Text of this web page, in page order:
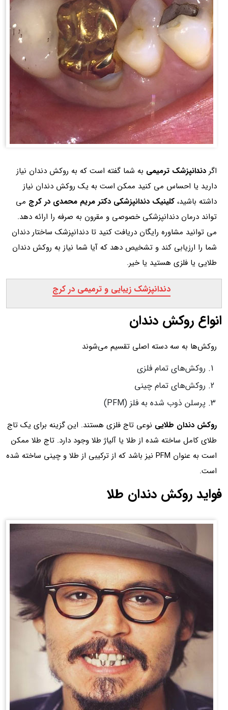
اگر دندانپزشک ترمیمی به شما گفته است که به روکش دندان نیاز
دارید یا احساس می کنید ممکن است به یک روکش دندان نیاز
داشته باشید، کلینیک دندانپزشکی دکتر مریم محمدی در کرج می
تواند درمان دندانپزشکی خصوصی و مقرون به صرفه را ارائه دهد.
می توانید مشاوره رایگان دریافت کنید تا دندانپزشک ساختار دندان
شما را ارزیابی کند و تشخیص دهد که آیا شما نیاز به روکش دندان
طلایی یا فلزی هستید یا خیر.
دندانپزشک زیبایی و ترمیمی در کرج
انواع روکش دندان
روکش‌ها به سه دسته اصلی تقسیم می‌شوند
روکش‌های تمام فلزی
روکش‌های تمام چینی
پرسلن ذوب شده به فلز (PFM)
روکش دندان طلایی نوعی تاج فلزی هستند. این گزینه برای یک تاج
طلای کامل ساخته شده از طلا یا آلیاژ طلا وجود دارد. تاج طلا ممکن
است به عنوان PFM نیز باشد که از ترکیبی از طلا و چینی ساخته شده
است.
فواید روکش دندان طلا